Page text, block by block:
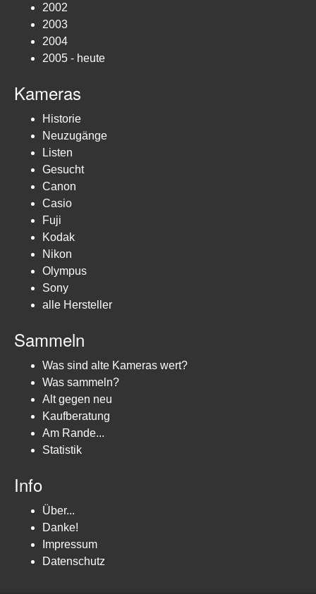
2002
2003
2004
2005 - heute
Kameras
Historie
Neuzugänge
Listen
Gesucht
Canon
Casio
Fuji
Kodak
Nikon
Olympus
Sony
alle Hersteller
Sammeln
Was sind alte Kameras wert?
Was sammeln?
Alt gegen neu
Kaufberatung
Am Rande...
Statistik
Info
Über...
Danke!
Impressum
Datenschutz